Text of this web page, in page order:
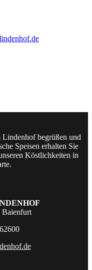
begrüßen und
Speisen erhalten Sie
Köstlichkeiten in
Baienfurt